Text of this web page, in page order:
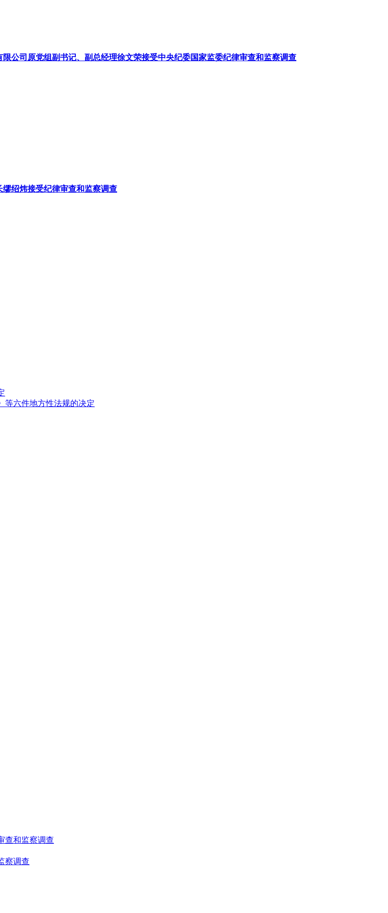
公司原党组副书记、副总经理徐文荣接受中央纪委国家监委纪律审查和监察调查
绍炜接受纪律审查和监察调查
等六件地方性法规的决定
查和监察调查
察调查